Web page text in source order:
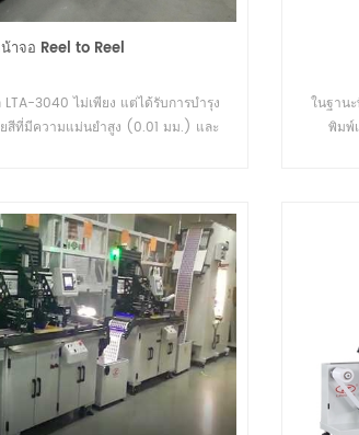
อกลับ
เป่าลมร้อน มีเครื่องอบ UV และเครื่องอบ IR สำหรับตัว
เลือก สำหรับการพิมพ์ฉลากการถ่ายเทความร้อน
Details
าจอ Reel to Reel
3040 ไม่เพียง แต่ได้รับการบำรุง
สีที่มีความแม่นยำสูง (0.01 มม.) และ
ในฐาน
พิมพ์